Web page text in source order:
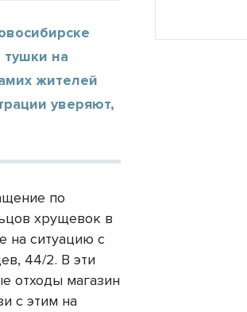
тушки на
жителей
уверяют,
по
хрущевок в
на ситуацию с
44/2. В эти
отходы магазин
с этим на